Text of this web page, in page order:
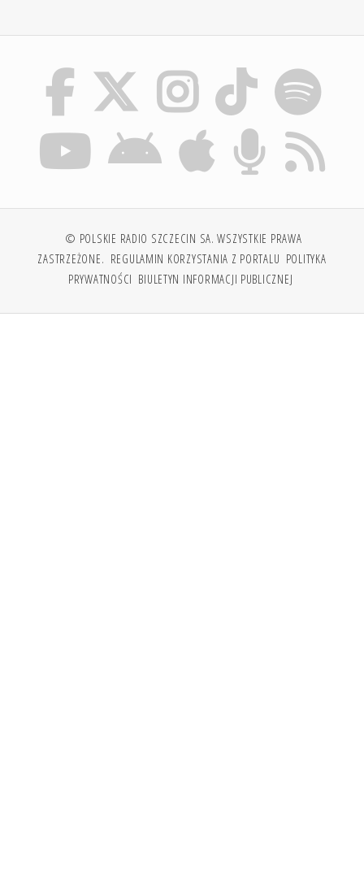
© POLSKIE RADIO SZCZECIN SA. WSZYSTKIE PRAWA
ZASTRZEŻONE. REGULAMIN KORZYSTANIA Z PORTALU POLITYKA
PRYWATNOŚCI BIULETYN INFORMACJI PUBLICZNEJ